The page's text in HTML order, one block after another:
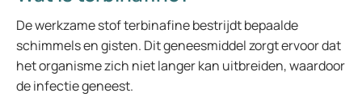
De werkzame stof terbinafine bestrijdt bepaalde
schimmels en gisten. Dit geneesmiddel zorgt ervoor dat
het organisme zich niet langer kan uitbreiden, waardoor
de infectie geneest.